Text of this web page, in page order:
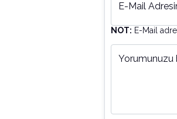
E-Mail
NOT: E-Mail
Yorumunuzu